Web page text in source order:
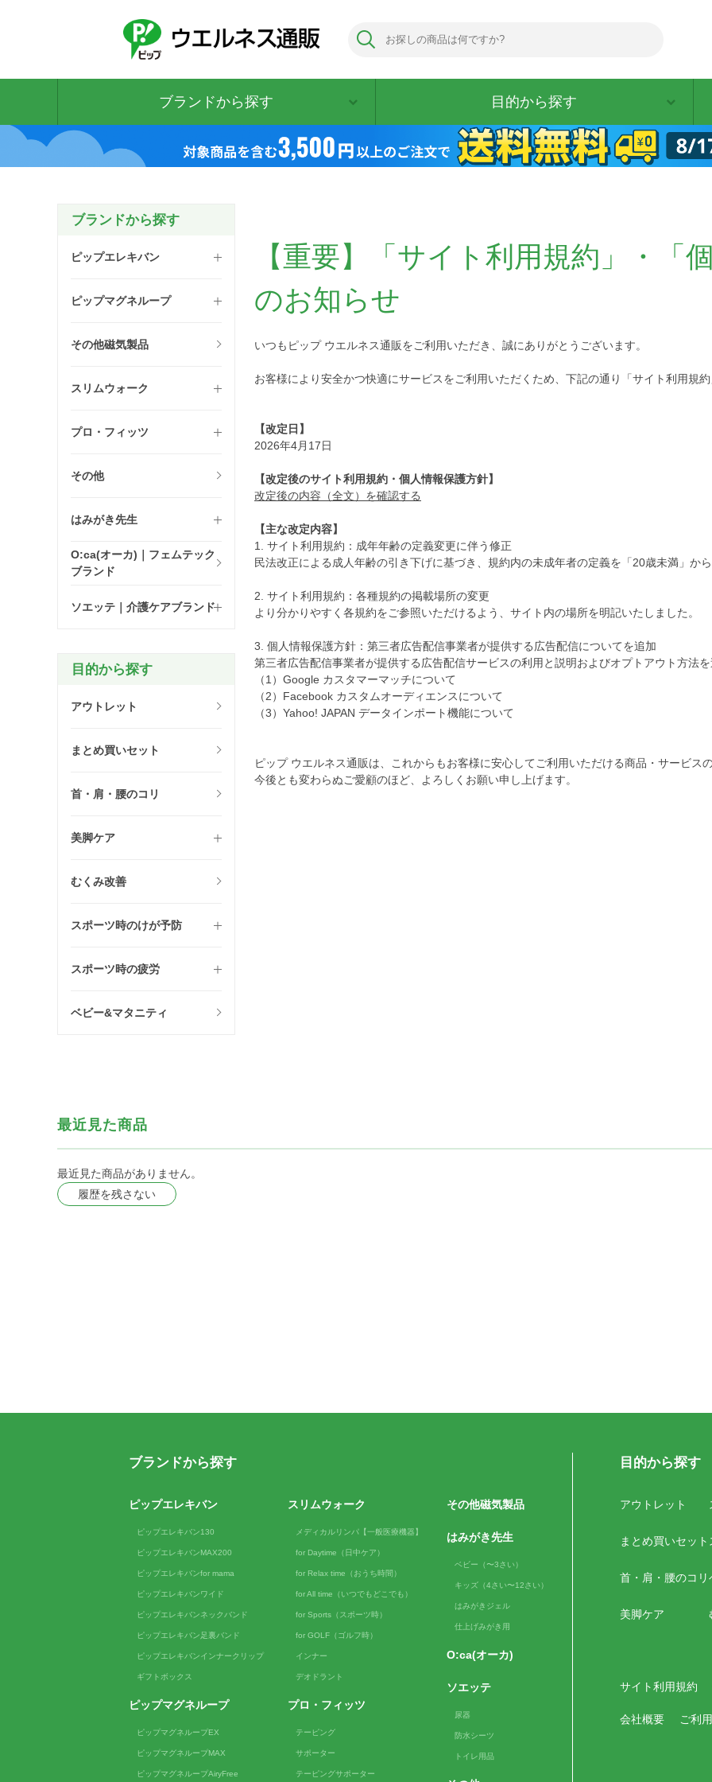
ブランドから探す 目的から探す
ブランドから探す
ピップエレキバン
ピップマグネループ
その他磁気製品
スリムウォーク
プロ・フィッツ
その他
はみがき先生
O:ca(オーカ)｜フェムテック
ブランド
ソエッテ｜介護ケアブランド
目的から探す
アウトレット
まとめ買いセット
首・肩・腰のコリ
美脚ケア
むくみ改善
スポーツ時のけが予防
スポーツ時の疲労
ベビー&マタニティ
【重要】「サイト利用規約」・「
のお知らせ
いつもピップ ウエルネス通販をご利用いただき、誠にありがとうございます。
お客様により安全かつ快適にサービスをご利用いただくため、下記の通り「サイト利用規
【改定日】
2026年4月17日
【改定後のサイト利用規約・個人情報保護方針】
改定後の内容（全文）を確認する
【主な改定内容】
1. サイト利用規約：成年年齢の定義変更に伴う修正
民法改正による成人年齢の引き下げに基づき、規約内の未成年者の定義を「20歳未満」か
2. サイト利用規約：各種規約の掲載場所の変更
より分かりやすく各規約をご参照いただけるよう、サイト内の場所を明記いたしました。
3. 個人情報保護方針：第三者広告配信事業者が提供する広告配信についてを追加
第三者広告配信事業者が提供する広告配信サービスの利用と説明およびオプトアウト方法を
（1）Google カスタマーマッチについて
（2）Facebook カスタムオーディエンスについて
（3）Yahoo! JAPAN データインポート機能について
ピップ ウエルネス通販は、これからもお客様に安心してご利用いただける商品・サービス
今後とも変わらぬご愛顧のほど、よろしくお願い申し上げます。
最近見た商品
最近見た商品がありません。
履歴を残さない
ブランドから探す
ピップエレキバン
ピップエレキバン130
ピップエレキバンMAX200
ピップエレキバンfor mama
ピップエレキバンワイド
ピップエレキバンネックバンド
ピップエレキバン足裏バンド
ピップエレキバンインナークリップ
ギフトボックス
ピップマグネループ
ピップマグネループEX
ピップマグネループMAX
ピップマグネループAiryFree
スリムウォーク
メディカルリンパ【一般医療機器】
for Daytime（日中ケア）
for Relax time（おうち時間）
for All time（いつでもどこでも）
for Sports（スポーツ時）
for GOLF（ゴルフ時）
インナー
デオドラント
プロ・フィッツ
テーピング
サポーター
テーピングサポーター
その他磁気製品
はみがき先生
ベビー（〜3さい）
キッズ（4さい〜12さい）
はみがきジェル
仕上げみがき用
O:ca(オーカ)
ソエッテ
尿器
防水シーツ
トイレ用品
目的から探す
アウトレット
まとめ買いセット
首・肩・腰のコリ
美脚ケア
サイト利用規約
会社概要 ご利